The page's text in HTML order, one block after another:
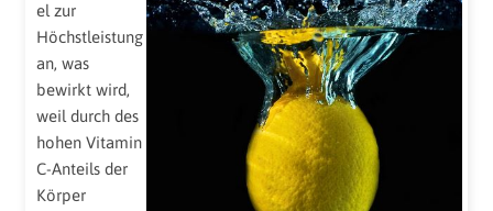
el zur
Höchstleistung
an, was
bewirkt wird,
weil durch des
hohen Vitamin
C-Anteils der
Körper